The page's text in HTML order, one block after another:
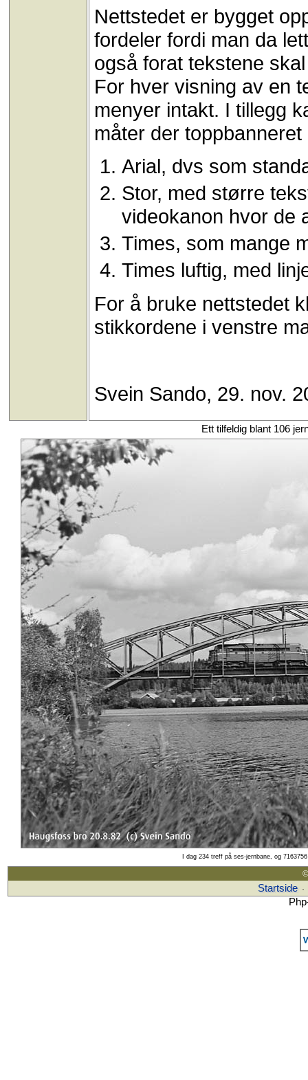
Nettstedet er bygget
fordeler fordi man da
også forat tekstene
For hver visning av en
menyer intakt. I tillegg
måter der
Arial, dvs som
Stor, med større
videokanon hvor de
Times, som mange
Times luftig, med
For å bruke nettstedet
stikkordene i venstre
Svein Sando, 29. nov.
Ett tilfeldig blant 106
I dag 234 treff på ses-jernbane, og
Startside ·